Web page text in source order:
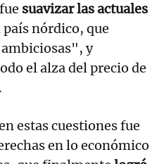
suavizar las actuales
país nórdico, que
y
el alza del precio de
estas cuestiones fue
en lo económico